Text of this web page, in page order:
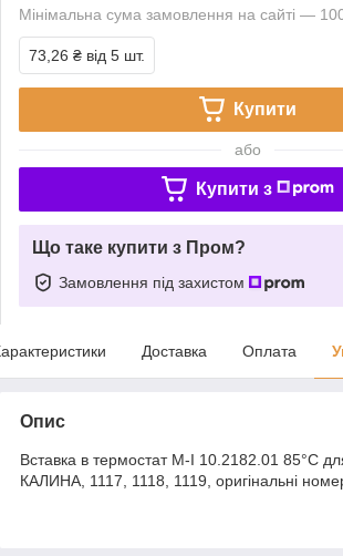
Мінімальна сума замовлення на сайті —
73,26 ₴ від 5 шт.
Купити
або
Купити з
Що таке купити з Пром?
Замовлення під захистом
Доставка Оплата
Опис
Вставка в термостат M-I 10.2182.01 85°C
КАЛИНА, 1117, 1118, 1119, оригінальні